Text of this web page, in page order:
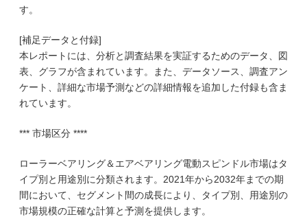
す。
[補足データと付録]
本レポートには、分析と調査結果を実証するためのデータ、図
表、グラフが含まれています。また、データソース、調査アン
ケート、詳細な市場予測などの詳細情報を追加した付録も含ま
れています。
*** 市場区分 ****
ローラーベアリング＆エアベアリング電動スピンドル市場はタ
イプ別と用途別に分類されます。2021年から2032年までの期
間において、セグメント間の成長により、タイプ別、用途別の
市場規模の正確な計算と予測を提供します。